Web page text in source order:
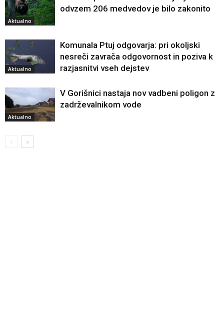
Aktualno
odvzem 206 medvedov je bilo zakonito
Aktualno
Komunala Ptuj odgovarja: pri okoljski
nesreči zavrača odgovornost in poziva k
razjasnitvi vseh dejstev
Aktualno
V Gorišnici nastaja nov vadbeni poligon z
zadrževalnikom vode